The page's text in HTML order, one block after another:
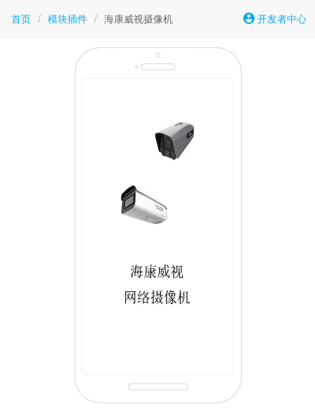
首页 / 模块插件 / 海康威视摄像机 开发者中心